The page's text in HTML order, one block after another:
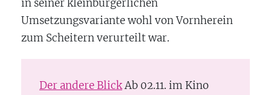
in seiner kleinbürgerlichen
Umsetzungsvariante wohl von Vornherein
zum Scheitern verurteilt war.
Der andere BlickAb 02.11. im Kino